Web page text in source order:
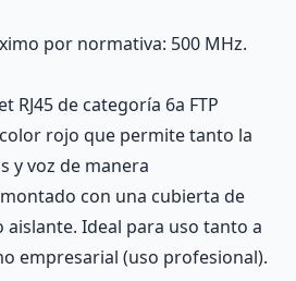
por normativa: 500 MHz.
RJ45 de categoría 6a FTP
rojo que permite tanto la
y voz de manera
con una cubierta de
aislante. Ideal para uso tanto a
empresarial (uso profesional).